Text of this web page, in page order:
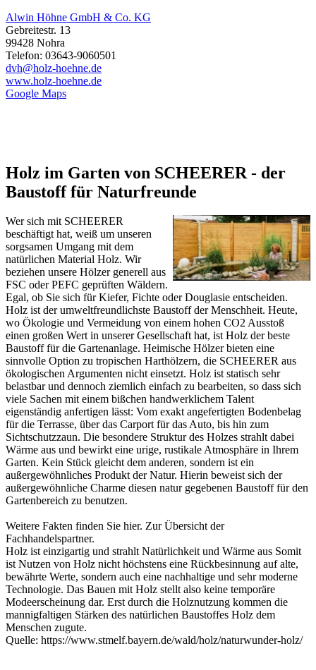
Alwin Höhne GmbH & Co. KG
Gebreitestr. 13
99428 Nohra
Telefon: 03643-9060501
dvh@holz-hoehne.de
www.holz-hoehne.de
Google Maps
Holz im Garten von SCHEERER - der
Baustoff für Naturfreunde
Wer sich mit SCHEERER
beschäftigt hat, weiß um unseren
sorgsamen Umgang mit dem
natürlichen Material Holz. Wir
beziehen unsere Hölzer generell aus
FSC oder PEFC geprüften Wäldern.
Egal, ob Sie sich für Kiefer, Fichte oder Douglasie entscheiden.
Holz ist der umweltfreundlichste Baustoff der Menschheit. Heute,
wo Ökologie und Vermeidung von einem hohen CO2 Ausstoß
einen großen Wert in unserer Gesellschaft hat, ist Holz der beste
Baustoff für die Gartenanlage. Heimische Hölzer bieten eine
sinnvolle Option zu tropischen Harthölzern, die SCHEERER aus
ökologischen Argumenten nicht einsetzt. Holz ist statisch sehr
belastbar und dennoch ziemlich einfach zu bearbeiten, so dass sich
viele Sachen mit einem bißchen handwerklichem Talent
eigenständig anfertigen lässt: Vom exakt angefertigten Bodenbelag
für die Terrasse, über das Carportfür das Auto, bis hin zum
Sichtschutzzaun. Die besondere Struktur des Holzes strahlt dabei
Wärme aus und bewirkt eine urige, rustikale Atmosphäre in Ihrem
Garten. Kein Stück gleicht dem anderen, sondern ist ein
außergewöhnliches Produkt der Natur. Hierin beweist sich der
außergewöhnliche Charme diesen natur gegebenen Baustoff für den
Gartenbereich zu benutzen.
Weitere Fakten finden Sie hier. Zur Übersicht der
Fachhandelspartner.
Holz ist einzigartig und strahlt Natürlichkeit und Wärme aus Somit
ist Nutzen von Holz nicht höchstens eine Rückbesinnung auf alte,
bewährte Werte, sondern auch eine nachhaltige und sehr moderne
Technologie. Das Bauen mit Holz stellt also keine temporäre
Modeerscheinung dar. Erst durch die Holznutzung kommen die
mannigfaltigen Stärken des natürlichen Baustoffes Holz dem
Menschen zugute.
Quelle: https://www.stmelf.bayern.de/wald/holz/naturwunder-holz/